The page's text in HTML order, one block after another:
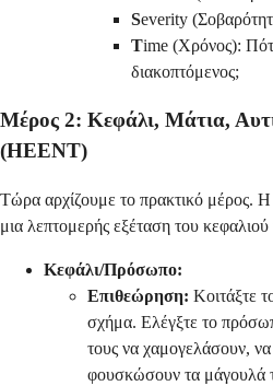
Severity
Time (Χρόνος):
διακοπτόμενος;
Μέρος 2: Κεφάλι, Μάτια,
(HEENT)
Τώρα αρχίζουμε το πρακτικό μέρος. Η
μια λεπτομερής εξέταση του
Κεφάλι/Πρόσωπο:
Επιθεώρηση: Κοιτάξτε
σχήμα. Ελέγξτε το
τους να χαμογελάσουν,
φουσκώσουν τα μάγουλά